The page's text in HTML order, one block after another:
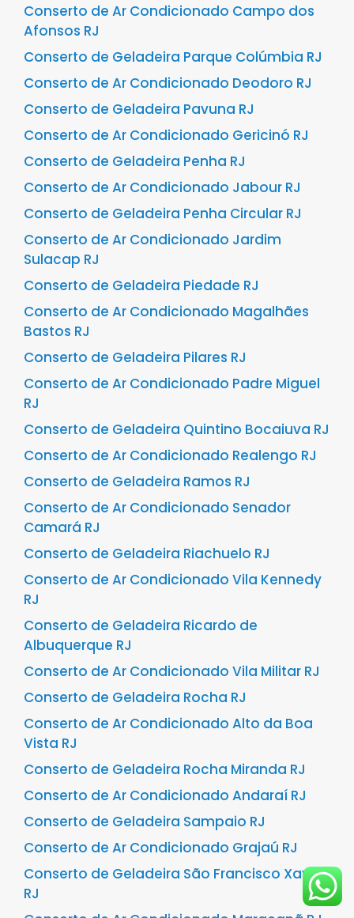
Conserto de Ar Condicionado Campo dos
Afonsos RJ
Conserto de Geladeira Parque Colúmbia RJ
Conserto de Ar Condicionado Deodoro RJ
Conserto de Geladeira Pavuna RJ
Conserto de Ar Condicionado Gericinó RJ
Conserto de Geladeira Penha RJ
Conserto de Ar Condicionado Jabour RJ
Conserto de Geladeira Penha Circular RJ
Conserto de Ar Condicionado Jardim
Sulacap RJ
Conserto de Geladeira Piedade RJ
Conserto de Ar Condicionado Magalhães
Bastos RJ
Conserto de Geladeira Pilares RJ
Conserto de Ar Condicionado Padre Miguel
RJ
Conserto de Geladeira Quintino Bocaiuva RJ
Conserto de Ar Condicionado Realengo RJ
Conserto de Geladeira Ramos RJ
Conserto de Ar Condicionado Senador
Camará RJ
Conserto de Geladeira Riachuelo RJ
Conserto de Ar Condicionado Vila Kennedy
RJ
Conserto de Geladeira Ricardo de
Albuquerque RJ
Conserto de Ar Condicionado Vila Militar RJ
Conserto de Geladeira Rocha RJ
Conserto de Ar Condicionado Alto da Boa
Vista RJ
Conserto de Geladeira Rocha Miranda RJ
Conserto de Ar Condicionado Andaraí RJ
Conserto de Geladeira Sampaio RJ
Conserto de Ar Condicionado Grajaú RJ
Conserto de Geladeira São Francisco Xavier
RJ